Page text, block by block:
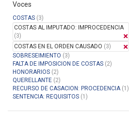
Manual del Usuario
Voces
COSTAS (3)
COSTAS AL IMPUTADO: IMPROCEDENCIA
(3)
COSTAS EN EL ORDEN CAUSADO (3)
SOBRESEIMIENTO (3)
FALTA DE IMPOSICION DE COSTAS (2)
HONORARIOS (2)
QUERELLANTE (2)
RECURSO DE CASACION: PROCEDENCIA(1)
SENTENCIA: REQUISITOS (1)